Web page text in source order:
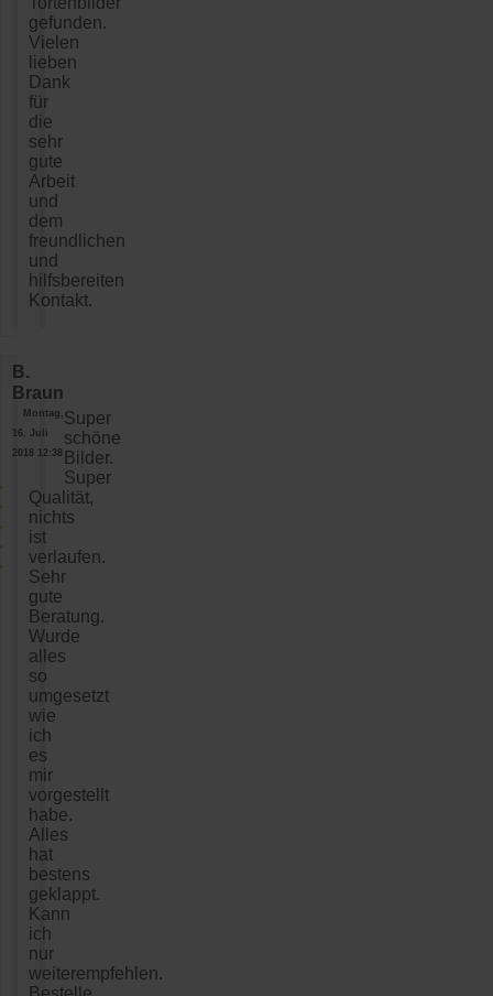
gefunden.
Vielen
lieben
Dank
für
die
sehr
gute
Arbeit
und
dem
freundlichen
und
hilfsbereiten
Kontakt.
B.
Braun
Montag,
16. Juli
2018 12:38
Super
schöne
Bilder.
Super
Qualität,
nichts
ist
verlaufen.
Sehr
gute
Beratung.
Wurde
alles
so
umgesetzt
wie
ich
es
mir
vorgestellt
habe.
Alles
hat
bestens
geklappt.
Kann
ich
nur
weiterempfehlen.